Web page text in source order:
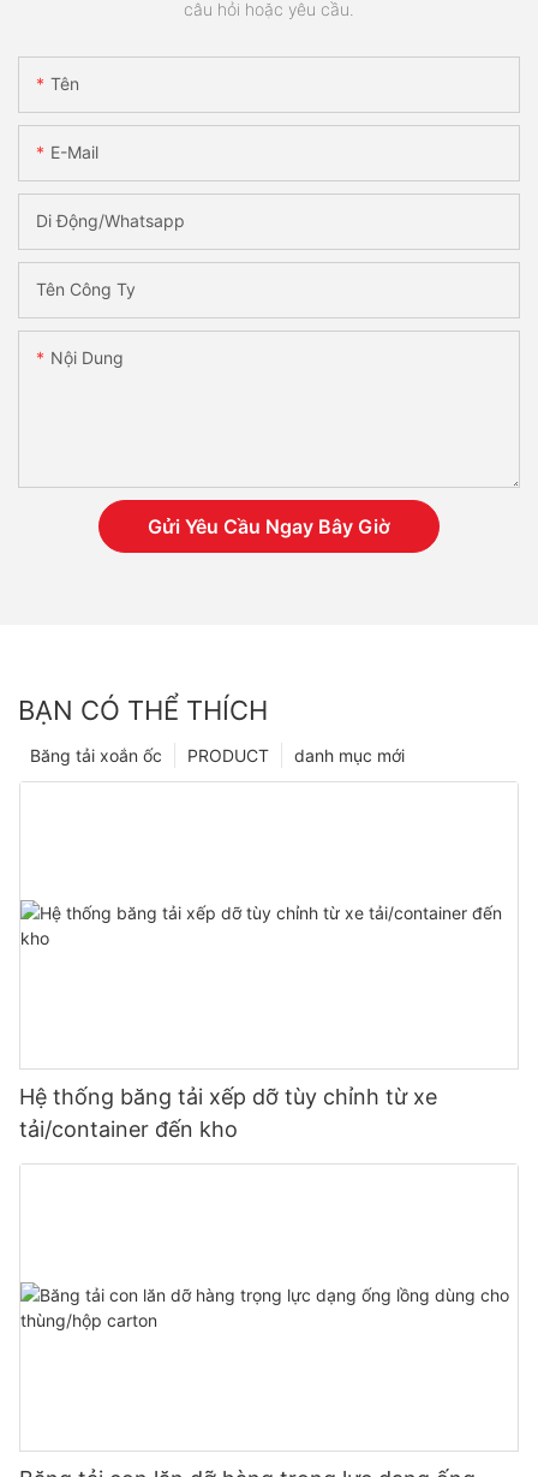
câu hỏi hoặc yêu cầu.
Tên
E-Mail
Di Động/Whatsapp
Tên Công Ty
Nội Dung
Gửi Yêu Cầu Ngay Bây Giờ
BẠN CÓ THỂ THÍCH
danh mục mới
PRODUCT
Băng tải xoắn ốc
Hệ thống băng tải xếp dỡ tùy chỉnh từ xe
tải/container đến kho